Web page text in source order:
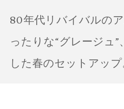
80年代リバイバルの
ったりな“グレージュ
した春のセットアップ